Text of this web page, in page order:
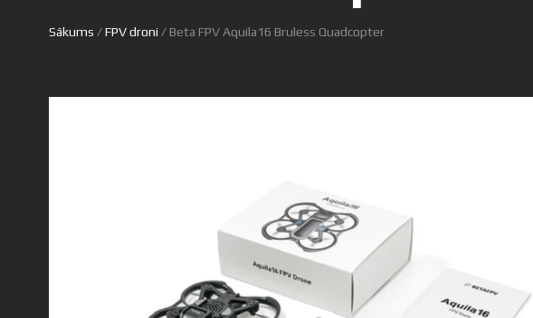
Sākums /FPV droni / Beta FPV Aquila16 Bruless Quadcopter